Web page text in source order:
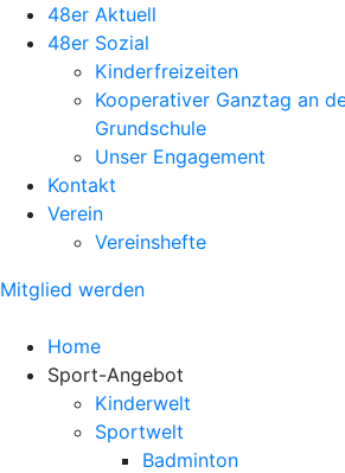
48er Aktuell
48er Sozial
Kinderfreizeiten
Kooperativer Ganztag an
Grundschule
Unser Engagement
Kontakt
Verein
Vereinshefte
Mitglied werden
Home
Sport-Angebot
Kinderwelt
Sportwelt
Badminton